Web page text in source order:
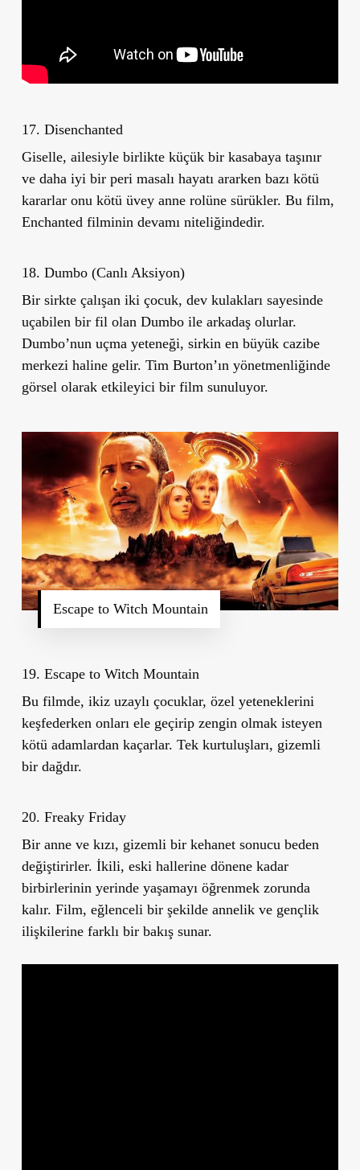
17. Disenchanted
Giselle, ailesiyle birlikte küçük bir kasabaya taşınır
ve daha iyi bir peri masalı hayatı ararken bazı kötü
kararlar onu kötü üvey anne rolüne sürükler. Bu film,
Enchantedfilminin devamı niteliğindedir.
18. Dumbo (Canlı Aksiyon)
Bir sirkte çalışan iki çocuk, dev kulakları sayesinde
uçabilen bir fil olan Dumbo ile arkadaş olurlar.
Dumbo’nun uçma yeteneği, sirkin en büyük cazibe
merkezi haline gelir. Tim Burton’ın yönetmenliğinde
görsel olarak etkileyici bir film sunuluyor.
Escape to Witch Mountain
19. Escape to Witch Mountain
Bu filmde, ikiz uzaylı çocuklar, özel yeteneklerini
keşfederken onları ele geçirip zengin olmak isteyen
kötü adamlardan kaçarlar. Tek kurtuluşları, gizemli
bir dağdır.
20. Freaky Friday
Bir anne ve kızı, gizemli bir kehanet sonucu beden
değiştirirler. İkili, eski hallerine dönene kadar
birbirlerinin yerinde yaşamayı öğrenmek zorunda
kalır. Film, eğlenceli bir şekilde annelik ve gençlik
ilişkilerine farklı bir bakış sunar.